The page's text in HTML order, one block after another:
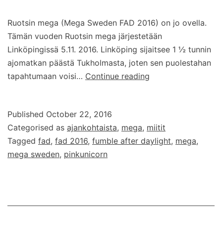
Ruotsin mega (Mega Sweden FAD 2016) on jo ovella.
Tämän vuoden Ruotsin mega järjestetään
Linköpingissä 5.11. 2016. Linköping sijaitsee 1 ½ tunnin
ajomatkan päästä Tukholmasta, joten sen puolestahan
tapahtumaan voisi… Continue reading
lähestyy
Published October 22, 2016
Categorised as ajankohtaista, mega, miitit
Tagged fad, fad 2016, fumble after daylight, mega,
mega sweden, pinkunicorn